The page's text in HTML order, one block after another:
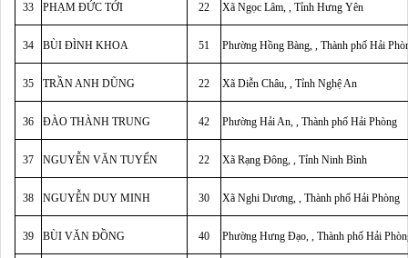
33 PHẠM ĐỨC TỚI 22 Xã Ngọc Lâm, , Tỉnh Hưng Yên
34 BÙI ĐÌNH KHOA 51 Phường Hồng Bàng, , Thành phố Hải
35 TRẦN ANH DŨNG 22 Xã Diễn Châu, , Tỉnh Nghệ An
36 ĐÀO THÀNH TRUNG 42 Phường Hải An, , Thành phố Hải Phòng
37 NGUYỄN VĂN TUYẾN 22 Xã Rạng Đông, , Tỉnh Ninh Bình
38 NGUYỄN DUY MINH 30 Xã Nghi Dương, , Thành phố Hải Phòng
39 BÙI VĂN ĐỒNG 40 Phường Hưng Đạo, , Thành phố Hải